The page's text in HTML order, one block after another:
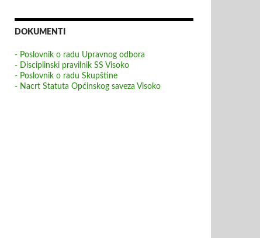
DOKUMENTI
- Poslovnik o radu Upravnog odbora
- Disciplinski pravilnik SS Visoko
- Poslovnik o radu Skupštine
- Nacrt Statuta Općinskog saveza Visoko